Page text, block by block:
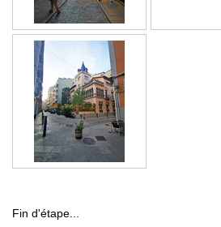
Fin d'étape...